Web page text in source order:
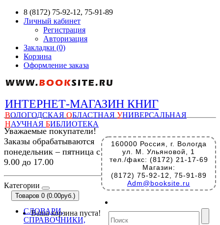
8 (8172) 75-92-12, 75-91-89
Личный кабинет
Регистрация
Авторизация
Закладки (0)
Корзина
Оформление заказа
ИНТЕРНЕТ-МАГАЗИН КНИГ
ВОЛОГОДСКАЯ ОБЛАСТНАЯ УНИВЕРСАЛЬНАЯ
НАУЧНАЯ БИБЛИОТЕКА
160000 Россия, г. Вологда
ул. М. Ульяновой, 1
тел./факс: (8172) 21-17-69
Магазин:
(8172) 75-92-12, 75-91-89
Adm@booksite.ru
Уважаемые покупатели!
Заказы обрабатываются
понедельник – пятница с
9.00 до 17.00
Категории
Товаров 0 (0.00руб.)
Ваша корзина пуста!
СЛОВАРИ,
СПРАВОЧНИКИ,